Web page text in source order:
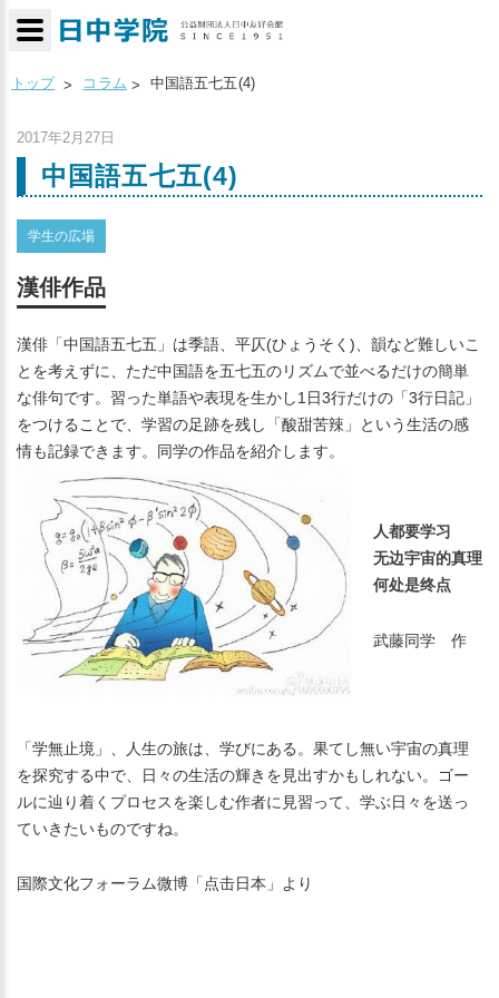
トップ コラム 中国語五七五(4)
2017年2月27日
中国語五七五(4)
学生の広場
漢俳作品
漢俳「中国語五七五」は季語、平仄(ひょうそく)、韻など難しいこ
とを考えずに、ただ中国語を五七五のリズムで並べるだけの簡単
な俳句です。習った単語や表現を生かし1日3行だけの「3行日記」
をつけることで、学習の足跡を残し「酸甜苦辣」という生活の感
情も記録できます。同学の作品を紹介します。
人都要学习
无边宇宙的真理
何处是终点
武藤同学 作
「学無止境」、人生の旅は、学びにある。果てし無い宇宙の真理
を探究する中で、日々の生活の輝きを見出すかもしれない。ゴー
ルに辿り着くプロセスを楽しむ作者に見習って、学ぶ日々を送っ
ていきたいものですね。
国際文化フォーラム微博「点击日本」より